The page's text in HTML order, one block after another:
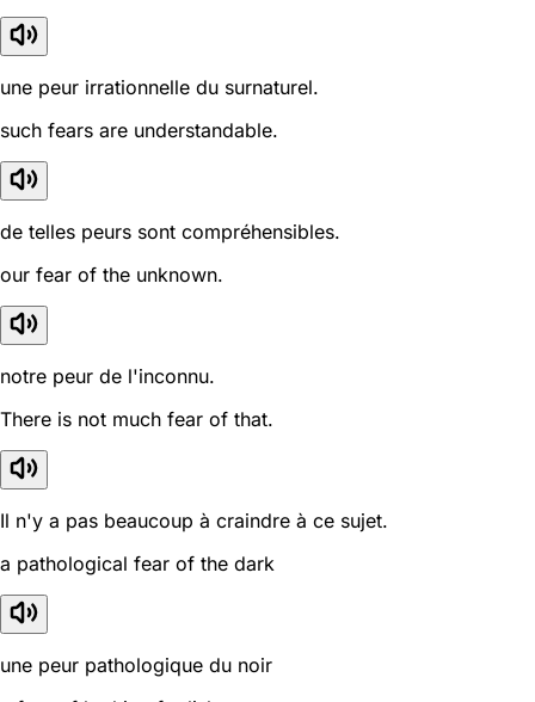
une peur irrationnelle du surnaturel.
such fears are understandable.
de telles peurs sont compréhensibles.
our fear of the unknown.
notre peur de l'inconnu.
There is not much fear of that.
Il n'y a pas beaucoup à craindre à ce sujet.
a pathological fear of the dark
une peur pathologique du noir